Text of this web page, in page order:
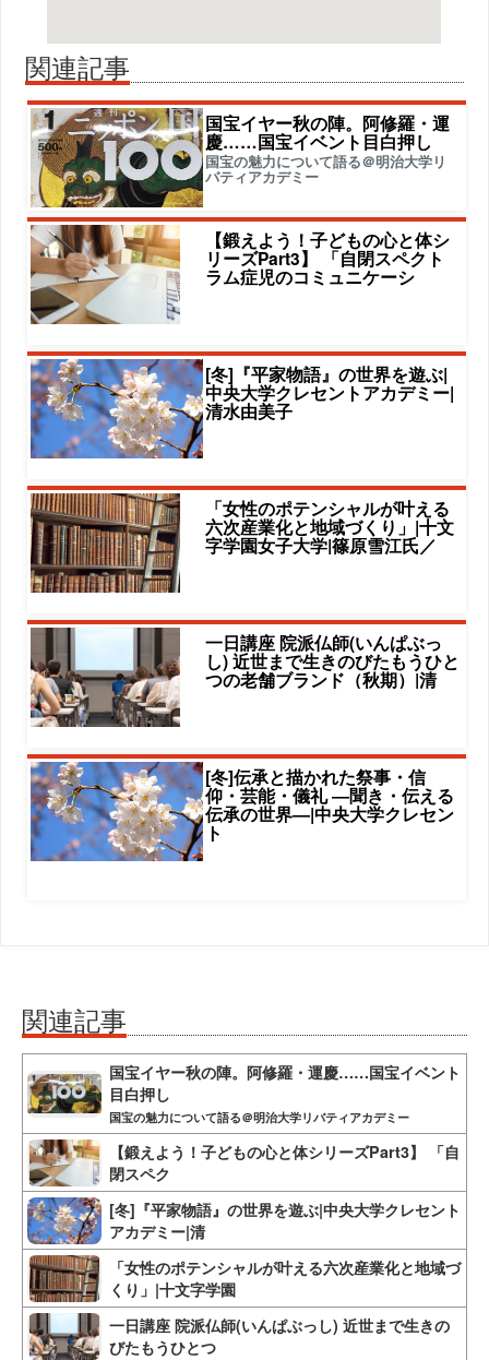
関連記事
国宝イヤー秋の陣。阿修羅・運
慶……国宝イベント目白押し
国宝の魅力について語る＠明治大学リ
バティアカデミー
【鍛えよう！子どもの心と体シ
リーズPart3】 「自閉スペクト
ラム症児のコミュニケーシ
[冬]『平家物語』の世界を遊ぶ|
中央大学クレセントアカデミー|
清水由美子
「女性のポテンシャルが叶える
六次産業化と地域づくり」|十文
字学園女子大学|篠原雪江氏／
一日講座 院派仏師(いんぱぶっ
し) 近世まで生きのびたもうひと
つの老舗ブランド（秋期）|清
[冬]伝承と描かれた祭事・信
仰・芸能・儀礼 ―聞き・伝える
伝承の世界―|中央大学クレセン
ト
関連記事
国宝イヤー秋の陣。阿修羅・運慶……国宝イベント
目白押し
国宝の魅力について語る＠明治大学リバティアカデミー
【鍛えよう！子どもの心と体シリーズPart3】 「自
閉スペク
[冬]『平家物語』の世界を遊ぶ|中央大学クレセント
アカデミー|清
「女性のポテンシャルが叶える六次産業化と地域づ
くり」|十文字学園
一日講座 院派仏師(いんぱぶっし) 近世まで生きの
びたもうひとつ